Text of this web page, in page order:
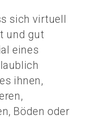
sich virtuell
und gut
eines
ihnen,
Böden oder